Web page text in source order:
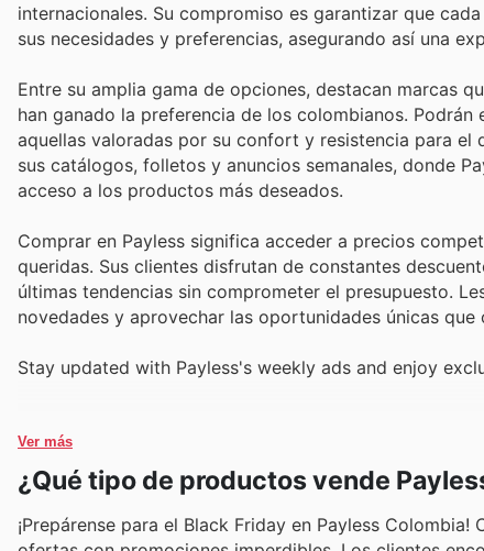
internacionales. Su compromiso es garantizar que
sus necesidades y preferencias, asegurando así una
Entre su amplia gama de opciones, destacan marcas
han ganado la preferencia de los colombianos.
aquellas valoradas por su confort y resistencia para el
sus catálogos, folletos y anuncios semanales, donde
acceso a los productos más deseados.
Comprar en Payless significa acceder a precios
queridas. Sus clientes disfrutan de constantes
últimas tendencias sin comprometer el presupuesto.
novedades y aprovechar las oportunidades únicas que
Stay updated with Payless's weekly ads and enjoy
Ver más
¿Qué tipo de productos vende
¡Prepárense para el Black Friday en Payless